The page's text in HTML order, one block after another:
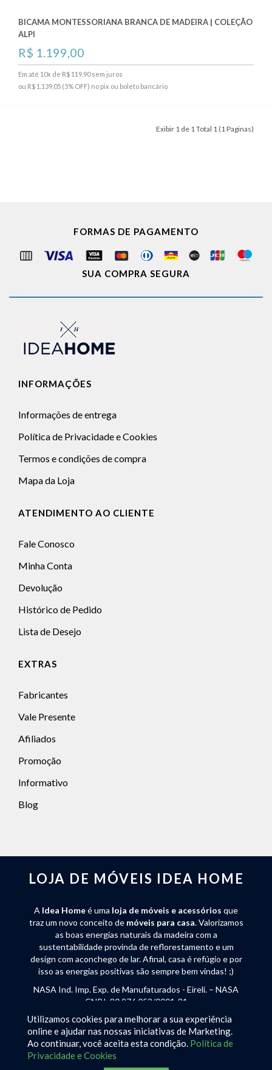
BICAMA MONTESSORIANA BRANCA DE MADEIRA | COLEÇÃO
ALPI
R$ 1.199,00
Em até 10x de R$ 119,90 sem juros
ou R$ 1.139,05 (5% OFF) no pix ou boleto bancário
Exibir 1 de 1 Total 1 (1 Paginas)
FORMAS DE PAGAMENTO
SUA COMPRA SEGURA
INFORMAÇÕES
Informações de entrega
Política de Privacidade e Cookies
Termos e condições de compra
Mapa da Loja
ATENDIMENTO AO CLIENTE
Fale Conosco
Minha Conta
Devolução
Histórico de Pedido
Lista de Desejo
EXTRAS
Fabricantes
Vale Presente
Afiliados
Promoção
Informativo
Blog
LOJA DE MÓVEIS IDEA HOME
A Idea Homeé uma loja de móveis e acessórios que
traz um novo conceito de móveis para casa. Valorizamos
as boas energias naturais da madeira com a
sustentabilidade provinda de reflorestamento e um
design com aconchego de lar. Afinal, casa é refúgio e por
isso as energias positivas são sempre bem vindas! ;)
NASA Ind. Imp. Exp. de Manufaturados - Eireli. – NASA
CNPJ: 80.976.053/0001-81
Rua José Endler 240 - Bateias de Baixo - Campo Alegre
(SC) - CEP 89294-000 - Tel:(47) 3632-2250
Utilizamos cookies para melhorar a sua experiência
online e ajudar nas nossas iniciativas de Marketing.
Ao continuar, você aceita esta condição. Política de
Privacidade e Cookies